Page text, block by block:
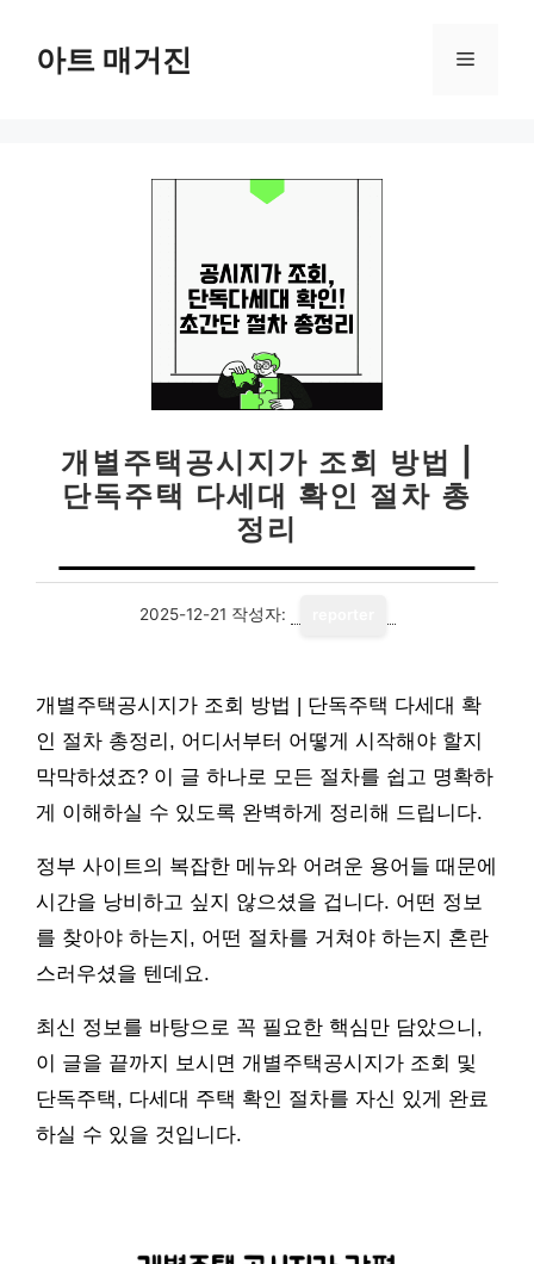
아트 매거진 메
개별주택공시지가 조회 방법 |
단독주택 다세대 확인 절차 총
정리
2025-12-21 작성자:
개별주택공시지가 조회 방법 | 단독주택 다세대 확
인 절차 총정리, 어디서부터 어떻게 시작해야 할지
막막하셨죠? 이 글 하나로 모든 절차를 쉽고 명확하
게 이해하실 수 있도록 완벽하게 정리해 드립니다.
정부 사이트의 복잡한 메뉴와 어려운 용어들 때문에
시간을 낭비하고 싶지 않으셨을 겁니다. 어떤 정보
를 찾아야 하는지, 어떤 절차를 거쳐야 하는지 혼란
스러우셨을 텐데요.
최신 정보를 바탕으로 꼭 필요한 핵심만 담았으니,
이 글을 끝까지 보시면 개별주택공시지가 조회 및
단독주택, 다세대 주택 확인 절차를 자신 있게 완료
하실 수 있을 것입니다.